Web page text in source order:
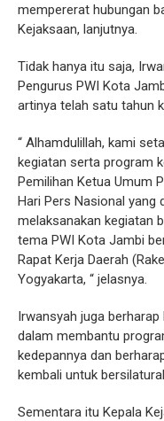
mempererat hubungan
Kejaksaan, lanjutnya.
Tidak hanya itu saja,
Pengurus PWI Kota
artinya telah satu tahun
“ Alhamdulillah, kami
kegiatan serta program
Pemilihan Ketua Umum
Hari Pers Nasional yang
melaksanakan kegiatan
tema PWI Kota Jambi
Rapat Kerja Daerah
Yogyakarta, “ jelasnya.
Irwansyah juga
dalam membantu
kedepannya dan
kembali untuk
Sementara itu Kepala